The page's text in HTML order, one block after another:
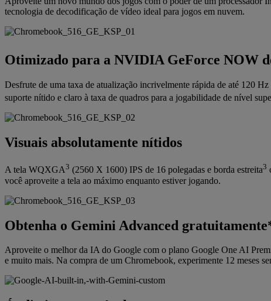
tecnologia de decodificação de vídeo ideal para jogos em nuvem.
Otimizado para a NVIDIA GeForce NOW
Desfrute de uma taxa de atualização incrivelmente rápida de até 120
suporte nítido e claro à taxa de quadros para a jogabilidade de nível
Visuais absolutamente nítidos
A tela WQXGA3 (2560 X 1600) IPS de 16 polegadas e borda estreita3
você aproveite a tela ao máximo enquanto estiver jogando.
Obtenha o Gemini Advanced
Aproveite o melhor da IA do Google com o plano Google One AI
e muito mais. Na compra de um Chromebook, experimente 12 meses